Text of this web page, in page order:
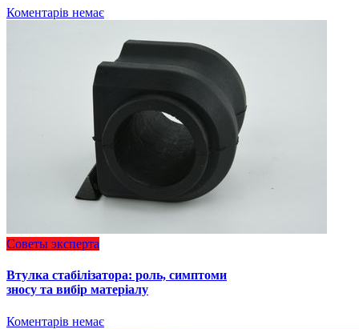
Коментарів немає
Советы эксперта
Втулка стабілізатора: роль, симптоми
зносу та вибір матеріалу
Коментарів немає